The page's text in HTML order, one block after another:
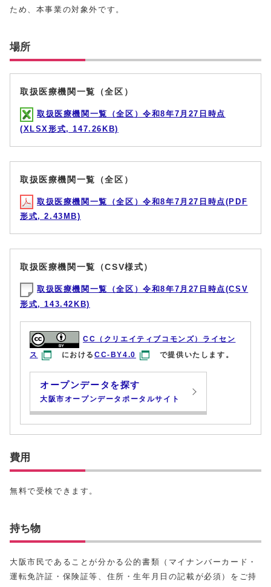
ため、本事業の対象外です。
場所
取扱医療機関一覧（全区）
取扱医療機関一覧（全区）令和8年7月27日時点
(XLSX形式, 147.26KB)
取扱医療機関一覧（全区）
取扱医療機関一覧（全区）令和8年7月27日時点(PDF
形式, 2.43MB)
取扱医療機関一覧（CSV様式）
取扱医療機関一覧（全区）令和8年7月27日時点(CSV
形式, 143.42KB)
CC（クリエイティブコモンズ）ライセン
ス
におけるCC-BY4.0 で提供いたします。
オープンデータを探す
大阪市オープンデータポータルサイト
費用
無料で受検できます。
持ち物
大阪市民であることが分かる公的書類（マイナンバーカード・
運転免許証・保険証等、住所・生年月日の記載が必須）をご持